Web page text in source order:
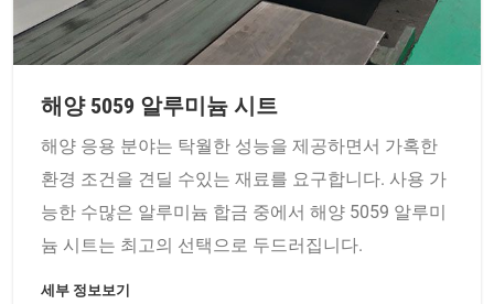
해양 5059 알루미늄 시트
해양 응용 분야는 탁월한 성능을 제공하면서 가혹한
환경 조건을 견딜 수있는 재료를 요구합니다. 사용 가
능한 수많은 알루미늄 합금 중에서 해양 5059 알루미
늄 시트는 최고의 선택으로 두드러집니다.
세부 정보보기